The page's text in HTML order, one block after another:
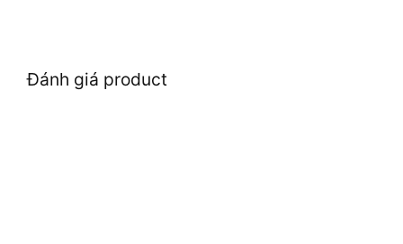
Đánh giá product